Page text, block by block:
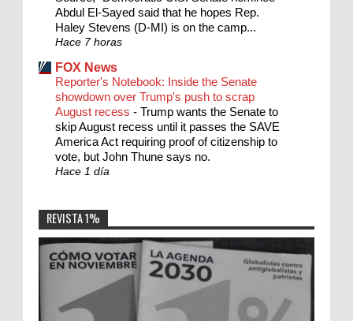
Abdul El-Sayed said that he hopes Rep.
Haley Stevens (D-MI) is on the camp...
Hace 7 horas
FOX News
Reporter's Notebook: Inside the Senate
showdown over Trump's push to scrap
August recess - Trump wants the Senate to
skip August recess until it passes the SAVE
America Act requiring proof of citizenship to
vote, but John Thune says no.
Hace 1 día
REVISTA 1%